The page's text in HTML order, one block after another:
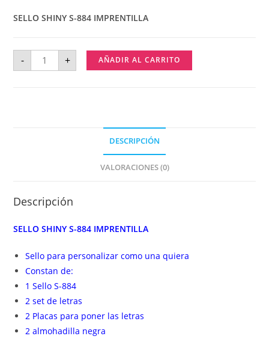
SELLO SHINY S-884 IMPRENTILLA
- + AÑADIR AL CARRITO
DESCRIPCIÓN
VALORACIONES (0)
Descripción
SELLO SHINY S-884 IMPRENTILLA
Sello para personalizar como una quiera
Constan de:
1 Sello S-884
2 set de letras
2 Placas para poner las letras
2 almohadilla negra